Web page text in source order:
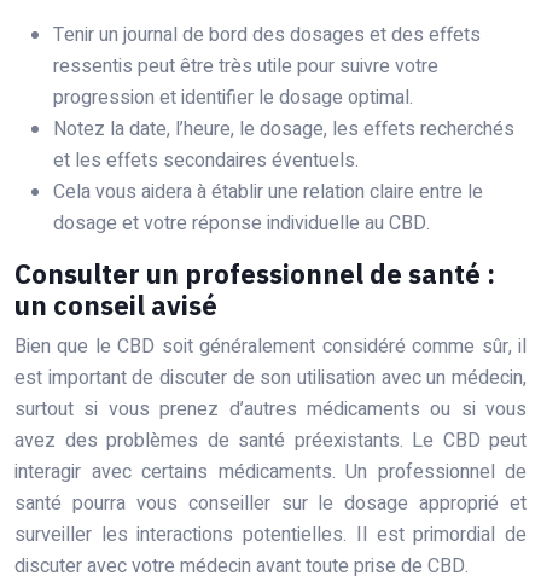
Tenir un journal de bord des dosages et des effets
ressentis peut être très utile pour suivre votre
progression et identifier le dosage optimal.
Notez la date, l’heure, le dosage, les effets recherchés
et les effets secondaires éventuels.
Cela vous aidera à établir une relation claire entre le
dosage et votre réponse individuelle au CBD.
Consulter un professionnel de santé :
un conseil avisé
Bien que le CBD soit généralement considéré comme sûr, il
est important de discuter de son utilisation avec un médecin,
surtout si vous prenez d’autres médicaments ou si vous
avez des problèmes de santé préexistants. Le CBD peut
interagir avec certains médicaments. Un professionnel de
santé pourra vous conseiller sur le dosage approprié et
surveiller les interactions potentielles. Il est primordial de
discuter avec votre médecin avant toute prise de CBD.